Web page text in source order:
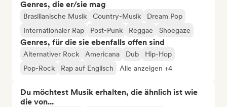
Genres, die er/sie mag
Brasilianische Musik Country-Musik
Dream Pop
Internationaler Rap
Post-Punk Reggae Shoegaze
Genres, für die sie ebenfalls offen sind
Alternativer Rock Americana Dub
Hip-Hop
Pop-Rock
Rap auf Englisch Alle anzeigen +4
Du möchtest Musik erhalten, die ähnlich ist wie
die von...